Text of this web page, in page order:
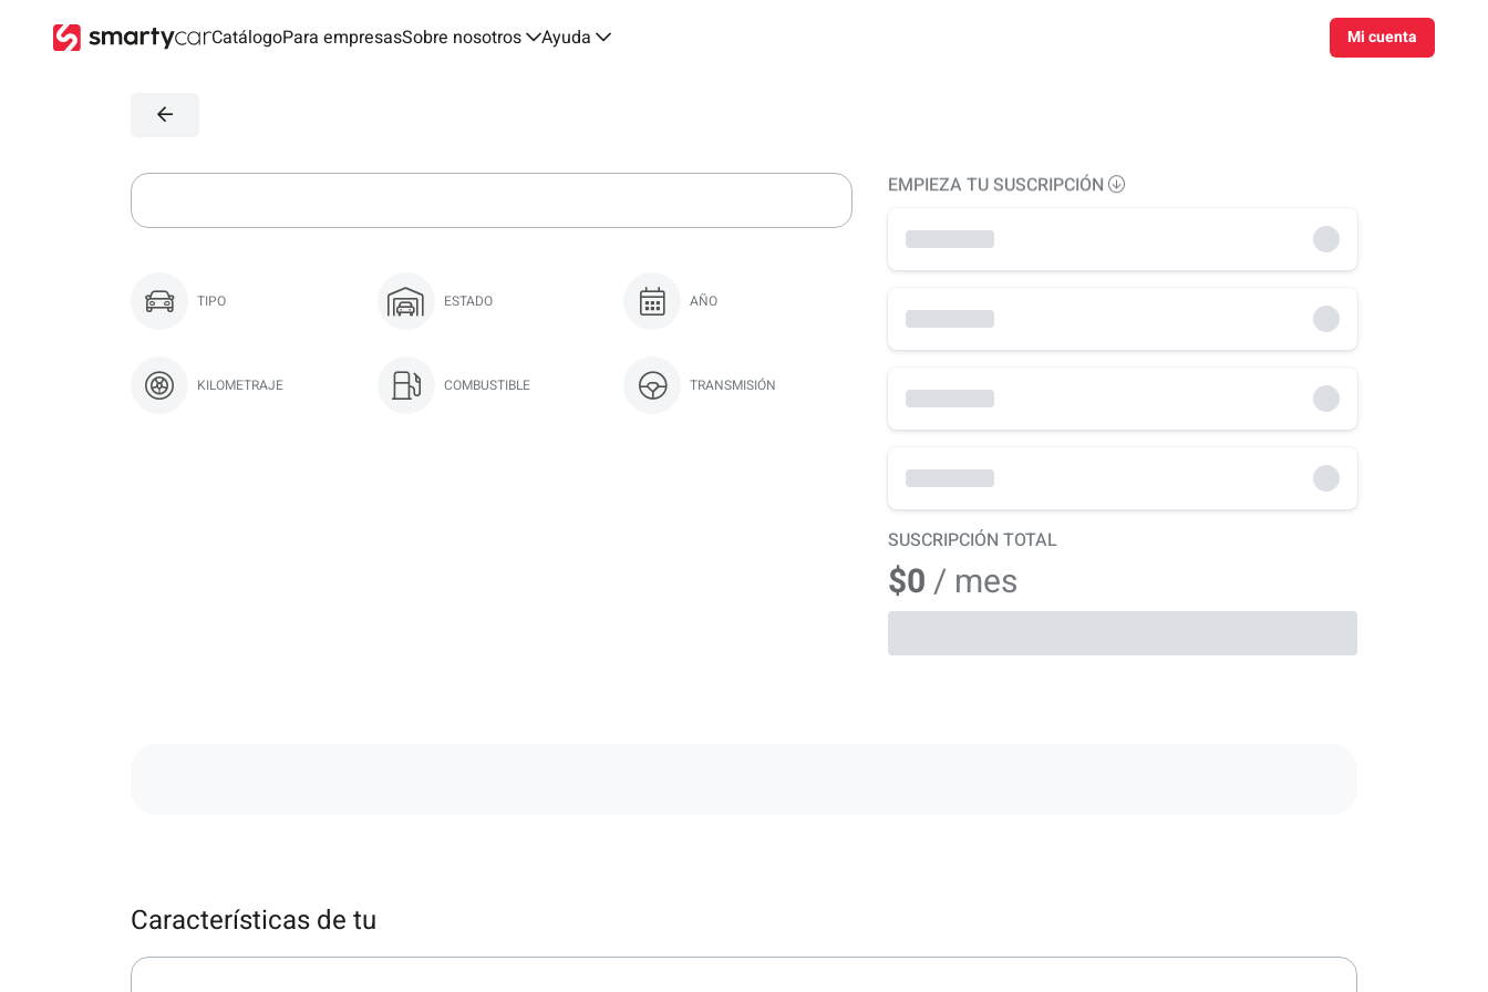
CatálogoPara empresasSobre nosotros Ayuda Mi cuenta
TIPO ESTADO AÑO
KILOMETRAJE COMBUSTIBLE TRANSMISIÓN
EMPIEZA TU SUSCRIPCIÓN
SUSCRIPCIÓN TOTAL
$0/ mes
Características de tu